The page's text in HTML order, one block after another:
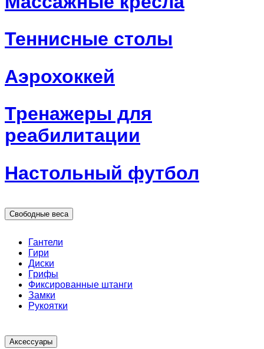
Теннисные столы
Аэрохоккей
Тренажеры для
реабилитации
Настольный футбол
Свободные веса
Гантели
Гири
Диски
Грифы
Фиксированные штанги
Замки
Рукоятки
Аксессуары